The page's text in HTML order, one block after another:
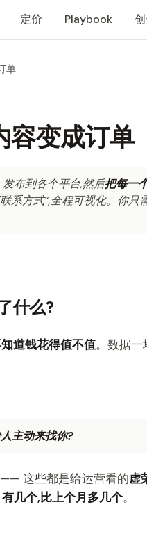
定价 Playbook
单
容变成订单
布到各个平台,然后把每一
系方式”,全程可视化。你只
什么?
道钱花得值不值。数据一
主动来找你?
这些都是给运营看的虚
几个,比上个月多几个。